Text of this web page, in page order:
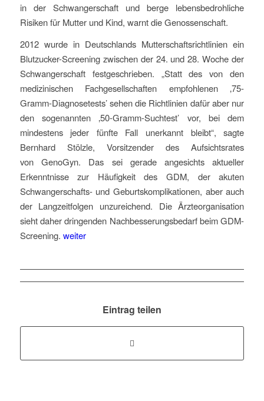
in der Schwangerschaft und berge lebensbedrohliche
Risiken für Mutter und Kind, warnt die Genossenschaft.
2012 wurde in Deutschlands Mutterschaftsrichtlinien ein
Blutzucker-Screening zwischen der 24. und 28. Woche der
Schwangerschaft festgeschrieben. „Statt des von den
medizinischen Fachgesellschaften empfohlenen ‚75-
Gramm-Diagnosetests’ sehen die Richtlinien dafür aber nur
den sogenannten ‚50-Gramm-Suchtest’ vor, bei dem
mindestens jeder fünfte Fall unerkannt bleibt“, sagte
Bernhard Stölzle, Vorsitzender des Aufsichtsrates
von GenoGyn. Das sei gerade angesichts aktueller
Erkenntnisse zur Häufigkeit des GDM, der akuten
Schwangerschafts- und Geburtskomplikationen, aber auch
der Langzeitfolgen unzureichend. Die Ärzteorganisation
sieht daher dringenden Nachbesserungsbedarf beim GDM-
Screening. weiter
Eintrag teilen